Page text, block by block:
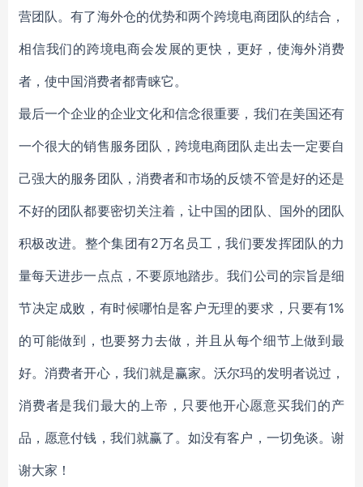
营团队。有了海外仓的优势和两个跨境电商团队的结合，
相信我们的跨境电商会发展的更快，更好，使海外消费
者，使中国消费者都青睐它。
最后一个企业的企业文化和信念很重要，我们在美国还有
一个很大的销售服务团队，跨境电商团队走出去一定要自
己强大的服务团队，消费者和市场的反馈不管是好的还是
不好的团队都要密切关注着，让中国的团队、国外的团队
积极改进。整个集团有2万名员工，我们要发挥团队的力
量每天进步一点点，不要原地踏步。我们公司的宗旨是细
节决定成败，有时候哪怕是客户无理的要求，只要有1%
的可能做到，也要努力去做，并且从每个细节上做到最
好。消费者开心，我们就是赢家。沃尔玛的发明者说过，
消费者是我们最大的上帝，只要他开心愿意买我们的产
品，愿意付钱，我们就赢了。如没有客户，一切免谈。谢
谢大家！